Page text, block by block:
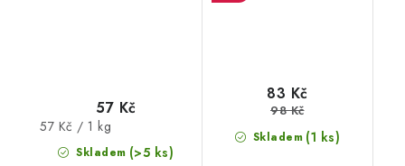
Skladem (>5 ks)
57 Kč
Měrná
cena:
57 Kč / 1 kg
Skladem (1 ks)
83 Kč
98 Kč